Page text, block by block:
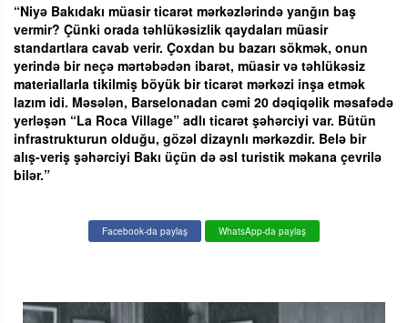
“Niyə Bakıdakı müasir ticarət mərkəzlərində yanğın baş
vermir? Çünki orada təhlükəsizlik qaydaları müasir
standartlara cavab verir. Çoxdan bu bazarı sökmək, onun
yerində bir neçə mərtəbədən ibarət, müasir və təhlükəsiz
materiallarla tikilmiş böyük bir ticarət mərkəzi inşa etmək
lazım idi. Məsələn, Barselonadan cəmi 20 dəqiqəlik məsafədə
yerləşən “La Roca Village” adlı ticarət şəhərciyi var. Bütün
infrastrukturun olduğu, gözəl dizaynlı mərkəzdir. Belə bir
alış-veriş şəhərciyi Bakı üçün də əsl turistik məkana çevrilə
bilər.”
Facebook-da paylaş WhatsApp-da paylaş